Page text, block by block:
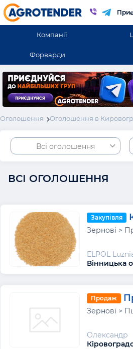
Компанії
Форварди
Оголошення Оголошення в
Всі оголошення
ВСІ ОГОЛОШЕННЯ
Закупівля
Зернові >
ELPOL
Вінницька
Продаж
Зернові >
Олександр